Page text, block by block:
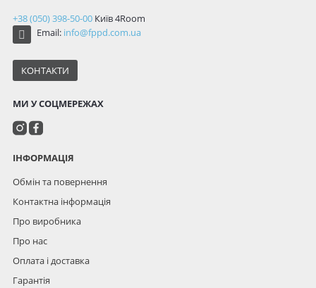
+38 (050) 398-50-00 Київ4Room
Email: info@fppd.com.ua
КОНТАКТИ
МИ У СОЦМЕРЕЖАХ
ІНФОРМАЦІЯ
Обмін та повернення
Контактна інформація
Про виробника
Про нас
Оплата і доставка
Гарантія